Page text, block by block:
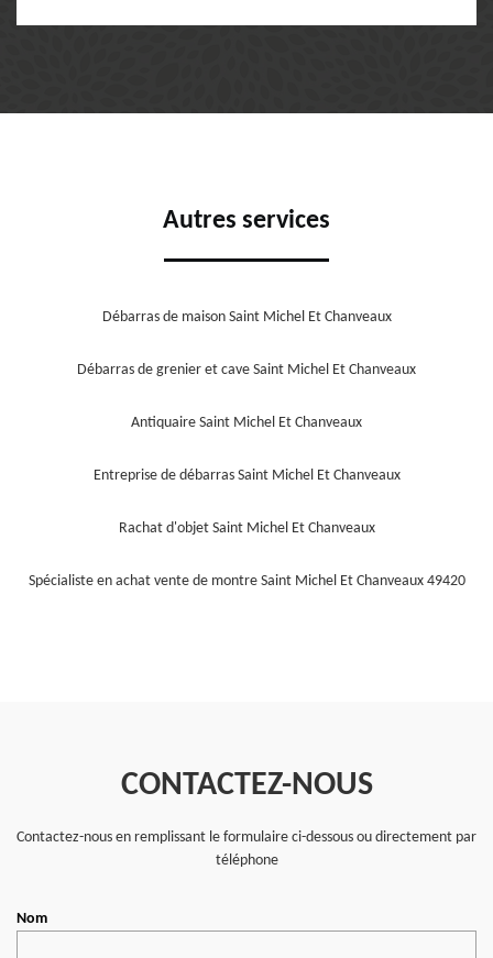
Autres services
Débarras de maison Saint Michel Et Chanveaux
Débarras de grenier et cave Saint Michel Et Chanveaux
Antiquaire Saint Michel Et Chanveaux
Entreprise de débarras Saint Michel Et Chanveaux
Rachat d'objet Saint Michel Et Chanveaux
Spécialiste en achat vente de montre Saint Michel Et Chanveaux 49420
CONTACTEZ-NOUS
Contactez-nous en remplissant le formulaire ci-dessous ou directement par
téléphone
Nom